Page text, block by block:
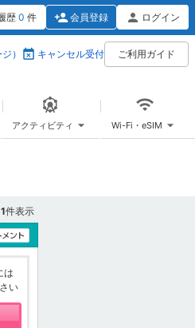
） キャンセル受付 ご利用ガイド
アクティビティ Wi-Fi・eSIM
歴 0 件 会員登録 ログイン
1件表示
は
い